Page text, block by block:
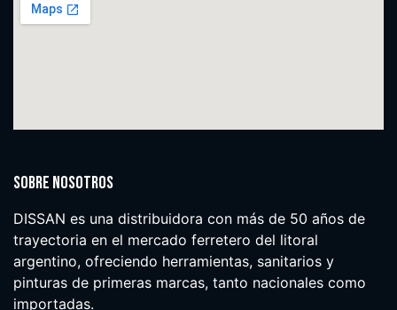
Sobre nosotros
DISSAN es una distribuidora con más de 50 años de
trayectoria en el mercado ferretero del litoral
argentino, ofreciendo herramientas, sanitarios y
pinturas de primeras marcas, tanto nacionales como
importadas.